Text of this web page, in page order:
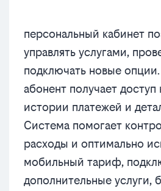
персональный кабинет
управлять услугами,
подключать новые
абонент получает доступ
истории платежей и
Система помогает
расходы и оптимально
мобильный тариф,
дополнительные услуги,